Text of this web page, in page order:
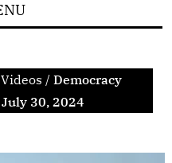
Videos / Democracy
30, 2024